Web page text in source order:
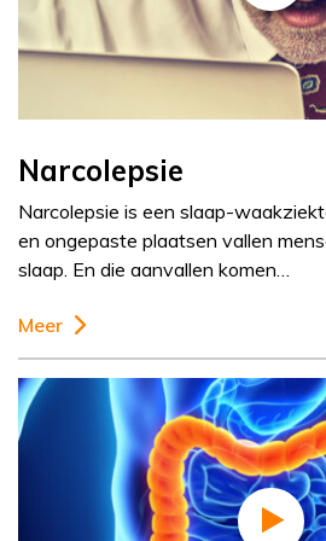
Narcolepsie
Narcolepsie is een slaap-
en ongepaste plaatsen vallen
slaap. En die aanvallen komen…
Meer